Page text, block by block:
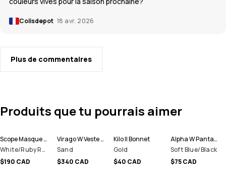
Colisdepot 18 avr. 2026
Plus de commentaires
Produits que tu pourrais aimer
Scope Masque de ski
White/Ruby Red Mirror
$190 CAD
Virago W Veste de Ski Femme
Sand
$340 CAD
Kilo II Bonnet
Gold
$40 CAD
Alpha W Pantalon thermique Femme
Soft Blue/Black
$75 CAD